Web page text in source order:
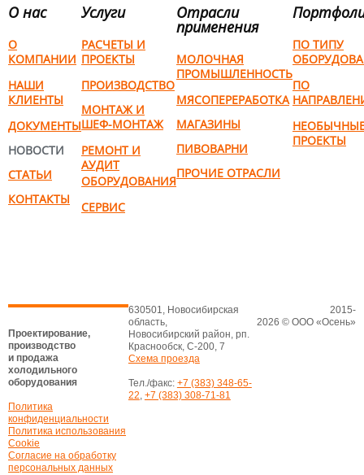
О нас
О
КОМПАНИИ
НАШИ
КЛИЕНТЫ
ДОКУМЕНТЫ
НОВОСТИ
СТАТЬИ
КОНТАКТЫ
Услуги
РАСЧЕТЫ И
ПРОЕКТЫ
ПРОИЗВОДСТВО
МОНТАЖ И
ШЕФ-МОНТАЖ
РЕМОНТ И
АУДИТ
ОБОРУДОВАНИЯ
СЕРВИС
Отрасли
применения
МОЛОЧНАЯ
ПРОМЫШЛЕННОСТЬ
МЯСОПЕРЕРАБОТКА
МАГАЗИНЫ
ПИВОВАРНИ
ПРОЧИЕ ОТРАСЛИ
ПО ТИПУ
ПО
ПРОЕКТЫ
Проектирование,
производство
и продажа
холодильного
оборудования
Политика
конфиденциальности
Политика использования
Cookie
Согласие на обработку
персональных данных
630501, Новосибирская
область,
Новосибирский район, рп.
Краснообск, С-200, 7
Схема проезда
Тел./факс: +7 (383) 348-65-
22, +7 (383) 308-71-81
2015-
2026 © ООО «Осень»